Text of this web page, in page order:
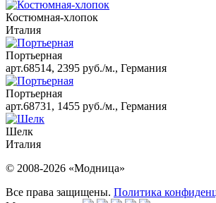
Костюмная-хлопок
Италия
Портьерная
арт.68514, 2395 руб./м., Германия
Портьерная
арт.68731, 1455 руб./м., Германия
Шелк
Италия
© 2008-2026 «Модница»
Все права защищены. Политика